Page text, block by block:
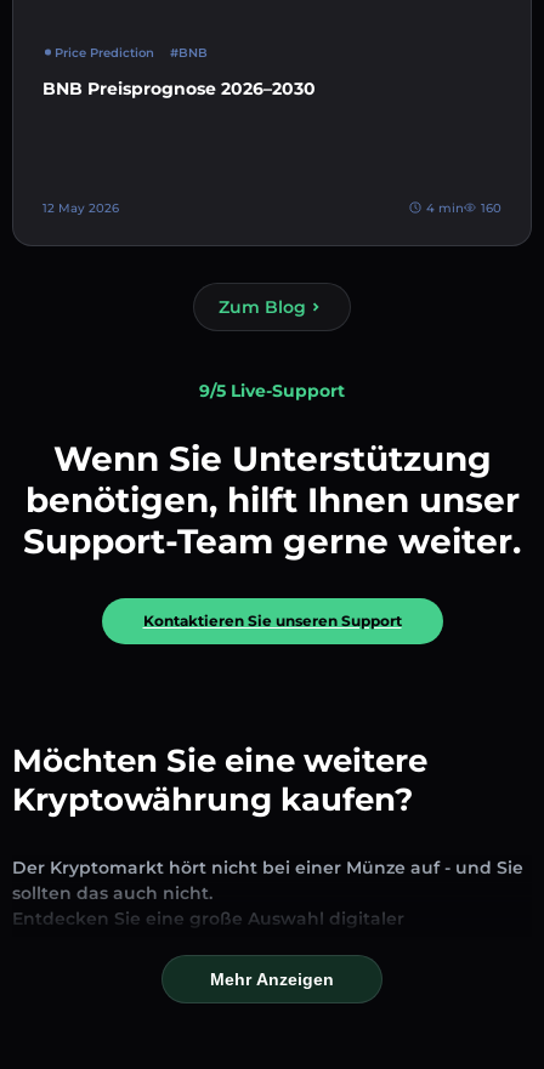
Price Prediction #BNB
BNB Preisprognose 2026–2030
12 May 2026 4 min 160
Zum Blog
9/5 Live-Support
Wenn Sie Unterstützung
benötigen, hilft Ihnen unser
Support-Team gerne weiter.
Kontaktieren Sie unseren Support
Möchten Sie eine weitere
Kryptowährung kaufen?
Der Kryptomarkt hört nicht bei einer Münze auf - und Sie
sollten das auch nicht.
Entdecken Sie eine große Auswahl digitaler
Austausch und Handel verfügbar sind. Ob etablierte
Stablecoins, vielversprechende Altcoins oder trendige
Mehr Anzeigen